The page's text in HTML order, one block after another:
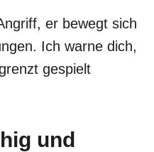
er bewegt sich
Ich warne dich,
gespielt
und